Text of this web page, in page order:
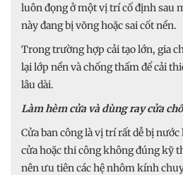
luôn đọng ở một vị trí cố định sau
này đang bị võng hoặc sai cốt nền.
Trong trường hợp cải tạo lớn, gia
lại lớp nền và chống thấm để cải
lâu dài.
Làm hèm cửa và dùng ray cửa
Cửa ban công là vị trí rất dễ bị
cửa hoặc thi công không đúng kỹ
nên ưu tiên các hệ nhôm kính